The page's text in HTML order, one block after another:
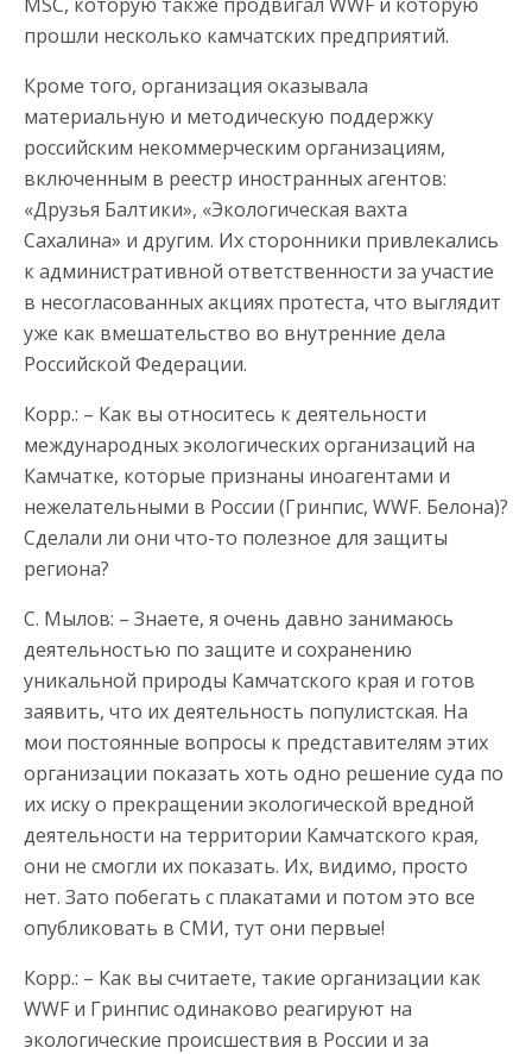
прошли несколько камчатских предприятий.
Кроме того, организация оказывала
материальную и методическую поддержку
российским некоммерческим организациям,
включенным в реестр иностранных агентов:
«Друзья Балтики», «Экологическая вахта
Сахалина» и другим. Их сторонники привлекались
к административной ответственности за участие
в несогласованных акциях протеста, что выглядит
уже как вмешательство во внутренние дела
Российской Федерации.
Корр.: – Как вы относитесь к деятельности
международных экологических организаций на
Камчатке, которые признаны иноагентами и
нежелательными в России (Гринпис, WWF. Белона)?
Сделали ли они что-то полезное для защиты
региона?
С. Мылов: – Знаете, я очень давно занимаюсь
деятельностью по защите и сохранению
уникальной природы Камчатского края и готов
заявить, что их деятельность популистская. На
мои постоянные вопросы к представителям этих
организации показать хоть одно решение суда по
их иску о прекращении экологической вредной
деятельности на территории Камчатского края,
они не смогли их показать. Их, видимо, просто
нет. Зато побегать с плакатами и потом это все
опубликовать в СМИ, тут они первые!
Корр.: – Как вы считаете, такие организации как
WWF и Гринпис одинаково реагируют на
экологические происшествия в России и за